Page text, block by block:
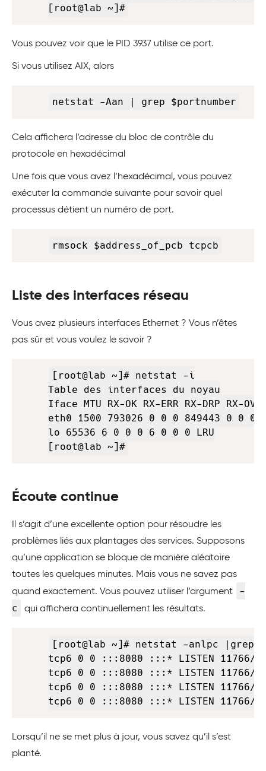
[root@lab ~]#
Vous pouvez voir que le PID 3937 utilise ce port.
Si vous utilisez AIX, alors
netstat -Aan | grep $portnumber
Cela affichera l’adresse du bloc de contrôle du
protocole en hexadécimal
Une fois que vous avez l’hexadécimal, vous pouvez
exécuter la commande suivante pour savoir quel
processus détient un numéro de port.
rmsock $address_of_pcb tcpcb
Liste des interfaces réseau
Vous avez plusieurs interfaces Ethernet ? Vous n’êtes
pas sûr et vous voulez le savoir ?
[root@lab ~]# netstat -i
Table des interfaces du noyau
Iface MTU RX-OK RX-ERR RX-DRP RX-
eth0 1500 793026 0 0 0 849443 0 0 0
lo 65536 6 0 0 0 6 0 0 0 LRU
[root@lab ~]#
Écoute continue
Il s’agit d’une excellente option pour résoudre les
problèmes liés aux plantages des services. Supposons
qu’une application se bloque de manière aléatoire
toutes les quelques minutes. Mais vous ne savez pas
quand exactement. Vous pouvez utiliser l’argument
-
c
qui affichera continuellement les résultats.
[root@lab ~]# netstat -anlpc |grep
tcp6 0 0 :::8080 :::* LISTEN
tcp6 0 0 :::8080 :::* LISTEN
tcp6 0 0 :::8080 :::* LISTEN
tcp6 0 0 :::8080 :::* LISTEN 11766/
Lorsqu’il ne se met plus à jour, vous savez qu’il s’est
planté.